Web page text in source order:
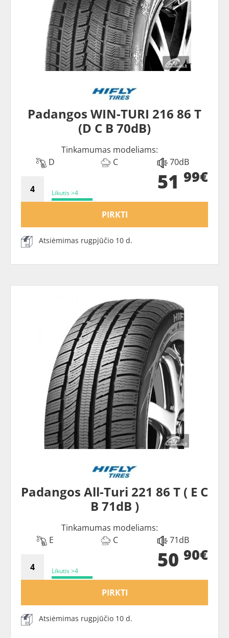
Padangos WIN-TURI 216 86 T
(D C B 70dB)
Tinkamumas modeliams:
D
C 70dB
Likutis >4 51 99€
PIRKTI
Atsiėmimas rugpjūčio 10 d.
Padangos All-Turi 221 86 T ( E C
B 71dB )
Tinkamumas modeliams:
E
C 71dB
Likutis >4 50 90€
PIRKTI
Atsiėmimas rugpjūčio 10 d.